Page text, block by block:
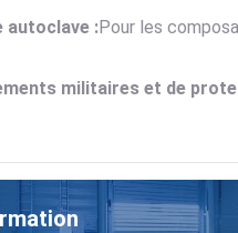
autoclave :Pour les
militaires et de